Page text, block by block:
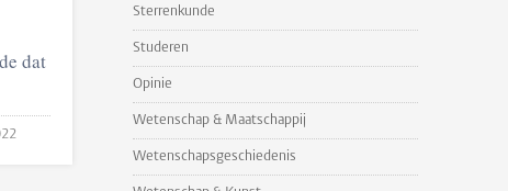
dat
Sterrenkunde
Studeren
Opinie
Wetenschap & Maatschappij
Wetenschapsgeschiedenis